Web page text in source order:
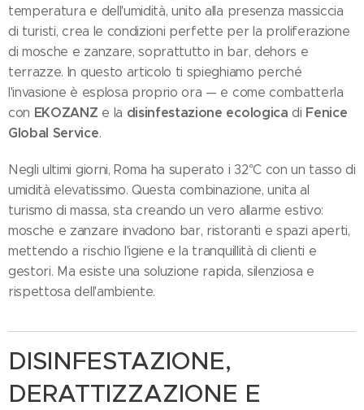
temperatura e dell'umidità, unito alla presenza massiccia
di turisti, crea le condizioni perfette per la proliferazione
di mosche e zanzare, soprattutto in bar, dehors e
terrazze. In questo articolo ti spieghiamo perché
l'invasione è esplosa proprio ora — e come combatterla
con EKOZANZ e la disinfestazione ecologica di Fenice
Global Service.
Negli ultimi giorni, Roma ha superato i 32°C con un tasso di
umidità elevatissimo. Questa combinazione, unita al
turismo di massa, sta creando un vero allarme estivo:
mosche e zanzare invadono bar, ristoranti e spazi aperti,
mettendo a rischio l'igiene e la tranquillità di clienti e
gestori. Ma esiste una soluzione rapida, silenziosa e
rispettosa dell'ambiente.
DISINFESTAZIONE,
DERATTIZZAZIONE E